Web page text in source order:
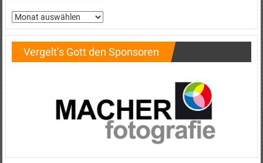
Beitragsarchiv
Vergelt’s Gott den Sponsoren